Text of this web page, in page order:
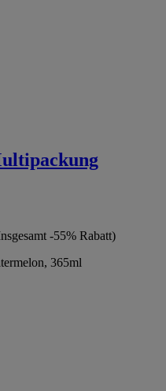
-55% Rabatt)
365ml